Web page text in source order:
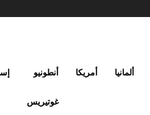
ألمانيا أمريكا أنطونيو
غوتيريس